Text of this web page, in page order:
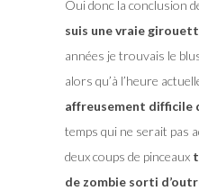
Oui donc la conclusion
suis une vraie
années je trouvais le
alors qu’à l’heure
affreusement difficile
temps qui ne serait pas
deux coups de pinceaux
de zombie sorti